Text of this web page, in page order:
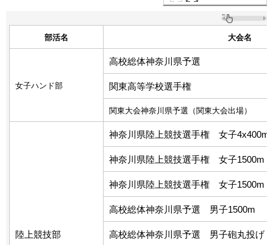
部活名 大会名
女子ハンド部
高校総体神奈川県予選
関東高等学校選手権
関東大会神奈川県予選（関東大会出場）
陸上競技部
神奈川県陸上競技選手権 女子4x400m
神奈川県陸上競技選手権 女子1500m
神奈川県陸上競技選手権 女子1500m
高校総体神奈川県予選 男子1500m
高校総体神奈川県予選 男子砲丸投げ